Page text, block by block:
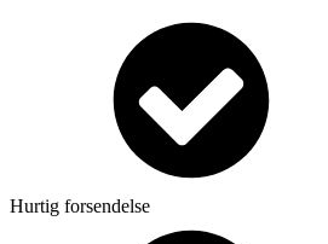
Hurtig forsendelse